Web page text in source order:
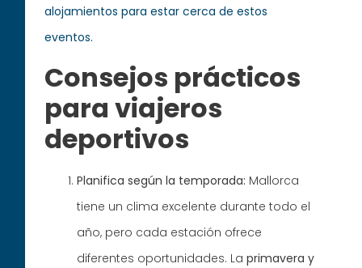
alojamientos para estar cerca de estos
eventos.
Consejos prácticos
para viajeros
deportivos
Planifica según la temporada: Mallorca
tiene un clima excelente durante todo el
año, pero cada estación ofrece
diferentes oportunidades. Laprimavera y